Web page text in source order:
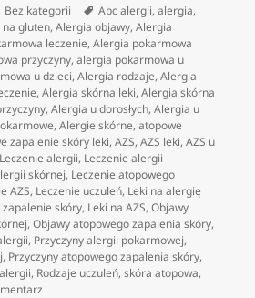
Kategorie
Bez kategorii Tagi
Abc alergii,alergia,
gluten,Alergia objawy,Alergia
leczenie,Alergia pokarmowa
przyczyny,alergia pokarmowa u
u dzieci,Alergia rodzaje,Alergia
,Alergia skórna leki,Alergia skórna
,Alergia u dorosłych,Alergia u
,Alergie skórne,atopowe
zapalenie skóry leki,AZS,AZS leki,AZS u
Leczenie alergii, Leczenie alergii
skórnej, Leczenie atopowego
AZS, Leczenie uczuleń, Leki na alergię
skóry, Leki na AZS,Objawy
,Objawy atopowego zapalenia skóry,
, Przyczyny alergii pokarmowej,
, Przyczyny atopowego zapalenia skóry,
, Rodzaje uczuleń,skóra atopowa,